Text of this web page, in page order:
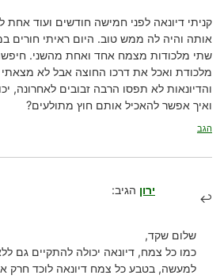
קניתי דיונאה לפני חמישה חודשים ועוד אחת
אותה והיה לה ממש טוב. היום ראיתי חורים
שתי מלכודות מצמח אחד ואחת מהשני.
מלכודת ואכל את דרכו החוצה אבל לא
והדיונאות לא תפסו הרבה זבובים לאחרונה,
ואיך אפשר להאכיל אותם חוץ מתולעים?
הגב
ירון הגיב:
שלום שקד,
כמו כל צמח, דיונאה יכולה להתקיים גם
למעשה, בטבע כל צמח דיונאה לוכד חרק